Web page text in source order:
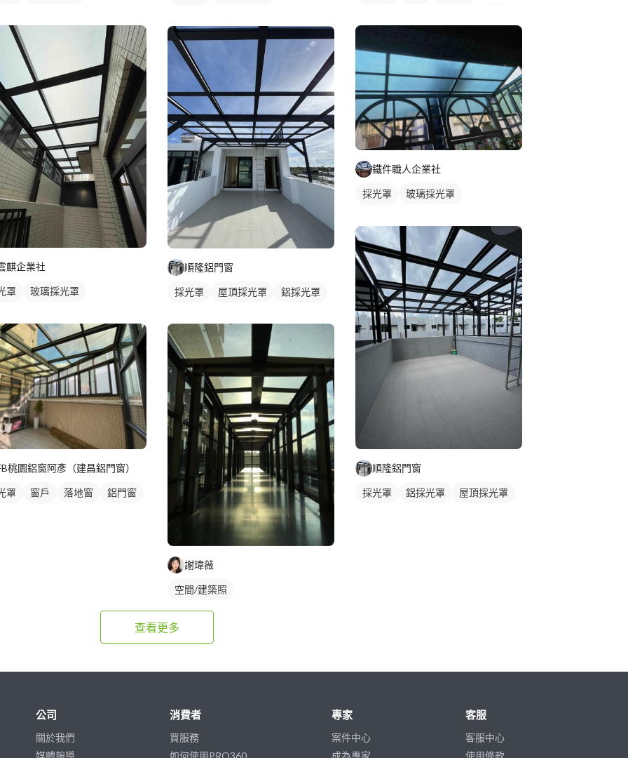
麒企業社
罩
玻璃採光罩
桃園鋁窗阿彥（建昌鋁門窗）
罩 窗戶 落地窗
鋁門窗
順隆鋁門窗
採光罩 屋頂採光罩 鋁採光罩
謝瑋薇
空間/建築照
鐵件職人企業社
採光罩
玻璃採光罩
順隆鋁門窗
採光罩 鋁採光罩 屋頂採光罩
查看更多
公司
關於我們
媒體報導
消費者
買服務
如何使用PRO360
專家
案件中心
成為專家
客服
客服中心
使用條款